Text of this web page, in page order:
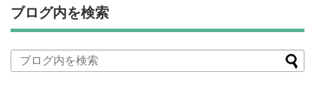
ブログ内を検索